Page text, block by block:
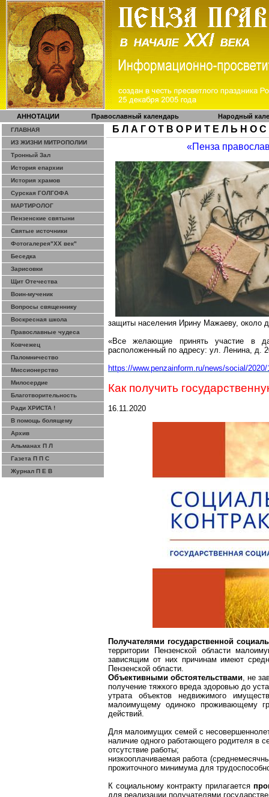
АННОТАЦИИ Православный календарь Народный
ГЛАВНАЯ
ИЗ ЖИЗНИ МИТРОПОЛИИ
Тронный Зал
История епархии
История храмов
Сурская ГОЛГОФА
МАРТИРОЛОГ
Пензенские святыни
Святые источники
Фотогалерея"ХХ век"
Беседка
Зарисовки
Щит Отечества
Воин-мученик
Вопросы священнику
Воскресная школа
Православные чудеса
Ковчежец
Паломничество
Миссионерство
Милосердие
Благотворительность
Ради ХРИСТА !
В помощь болящему
Архив
Альманах П Л
Газета П П С
Журнал П Е В
Б Л А Г О Т В О Р И Т Е Л Ь Н О С
«Пенза
защиты населения Ирину Мажаеву, около
«Все желающие принять участие в
расположенный по адресу: ул. Ленина, д.
https://www.penzainform.ru/news/social/
Как получить
16.11.2020
Получателями государственной
территории Пензенской области
зависящим от них причинам имеют
Пензенской области.
Объективными обстоятельствами, не
получение тяжкого вреда здоровью до
утрата объектов недвижимого
малоимущему одиноко проживающему
действий.
Для малоимущих семей с
наличие одного работающего родителя в
отсутствие работы;
низкооплачиваемая работа
прожиточного минимума для
К социальному контракту прилагается
для реализации получателями